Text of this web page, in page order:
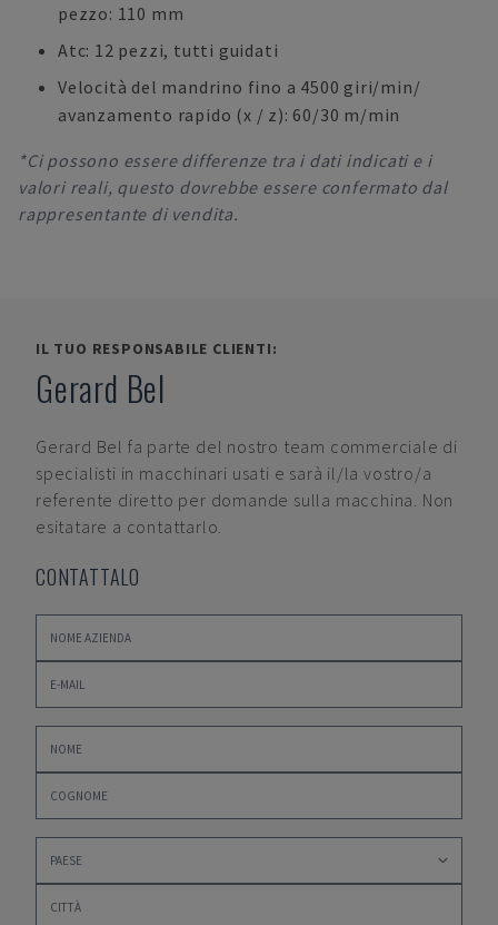
pezzo: 110 mm
Atc: 12 pezzi, tutti guidati
Velocità del mandrino fino a 4500 giri/min/
avanzamento rapido (x / z): 60/30 m/min
*Ci possono essere differenze tra i dati indicati e i
valori reali, questo dovrebbe essere confermato dal
rappresentante di vendita.
IL TUO RESPONSABILE CLIENTI:
Gerard Bel
Gerard Bel fa parte del nostro team commerciale di
specialisti in macchinari usati e sarà il/la vostro/a
referente diretto per domande sulla macchina. Non
esitatare a contattarlo.
CONTATTALO